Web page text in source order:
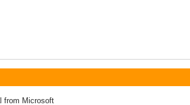
from Microsoft